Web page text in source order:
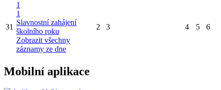
31
1
1
Slavnostní zahájení
školního roku
Zobrazit všechny
záznamy ze dne
2 3 4 5 6
Mobilní aplikace